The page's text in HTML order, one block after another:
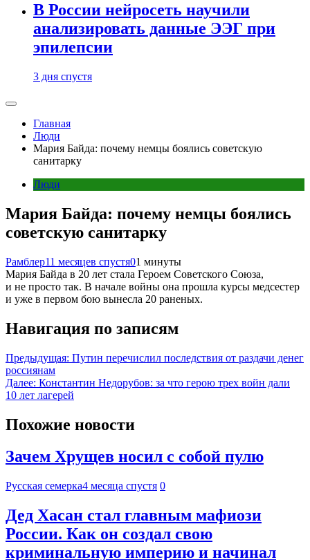
В России нейросеть научили
анализировать данные ЭЭГ при
эпилепсии
3 дня спустя
Главная
Люди
Мария Байда: почему немцы боялись советскую
санитарку
Люди
Мария Байда: почему немцы боялись
советскую санитарку
Рамблер11 месяцев спустя01 минуты
Мария Байда в 20 лет стала Героем Советского Союза,
и не просто так. В начале войны она прошла курсы медсестер
и уже в первом бою вынесла 20 раненых.
Навигация по записям
Предыдущая: Путин перечислил последствия от раздачи денег
россиянам
Далее: Константин Недорубов: за что герою трех войн дали
10 лет лагерей
Похожие новости
Зачем Хрущев носил с собой пулю
Русская семерка4 месяца спустя 0
Дед Хасан стал главным мафиози
России. Как он создал свою
криминальную империю и начинал